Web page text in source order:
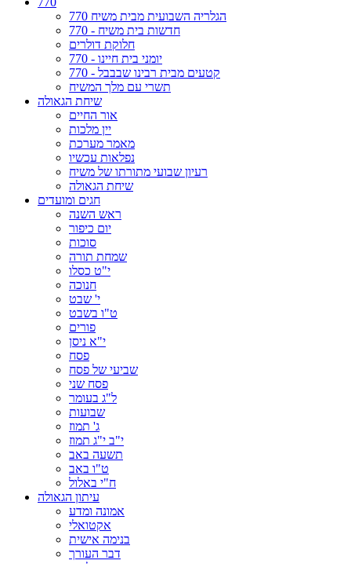
הגלריה השבועית מבית משיח 770
חדשות בית משיח - 770
חלוקת דולרים
יומני בית חיינו - 770
קטעים מבית רבינו שבבבל - 770
תשרי עם מלך המשיח
שיחת הגאולה
אור החיים
יין מלכות
מאמר מערכת
נפלאות עכשיו
רעיון שבועי מתורתו של משיח
שיחת הגאולה
חגים ומועדים
ראש השנה
יום כיפור
סוכות
שמחת תורה
י"ט כסלו
חנוכה
י' שבט
ט"ו בשבט
פורים
י"א ניסן
פסח
שביעי של פסח
פסח שני
ל"ג בעומר
שבועות
ג' תמוז
י"ב י"ג תמוז
תשעה באב
ט"ו באב
ח"י באלול
עיתון הגאולה
אמונה ומדע
אקטואלי
בנימה אישית
דבר העורך